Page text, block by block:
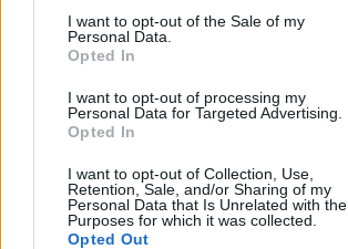
I want to opt-out of the Sale of my
Personal Data.
Opted In
I want to opt-out of processing my
Personal Data for Targeted Advertising.
Opted In
I want to opt-out of Collection, Use,
Retention, Sale, and/or Sharing of my
Personal Data that Is Unrelated with the
Purposes for which it was collected.
Opted Out